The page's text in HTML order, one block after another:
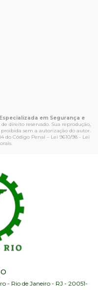
em Segurança e
direito reservado. Sua reprodução,
sem a autorização do autor.
do Código Penal – Lei 9610/98 - Lei
.
- Rio de Janeiro - RJ - 20051-